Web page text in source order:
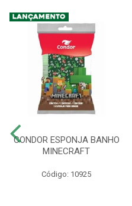
CONDOR ESPONJA BANHO
MINECRAFT
Código: 10925